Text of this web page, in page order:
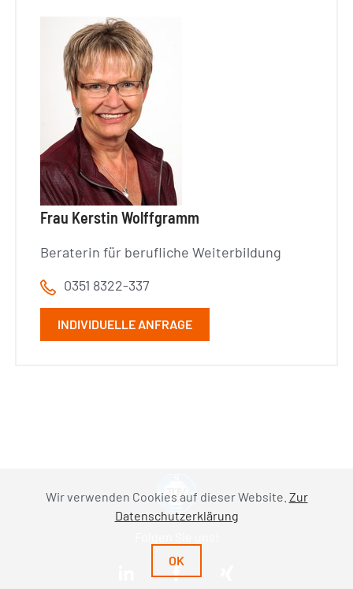
Wir verwenden Cookies auf dieser Website. Zur
Datenschutzerklärung
OK
Frau Kerstin Wolffgramm
Beraterin für berufliche Weiterbildung
0351 8322-337
INDIVIDUELLE ANFRAGE